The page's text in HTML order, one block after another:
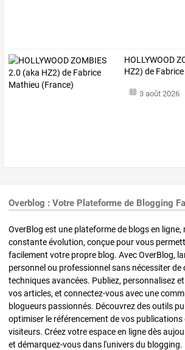
HOLLYWOOD
HZ2) de
3 août 2026
Overblog : Votre Plateforme de Blogging
OverBlog est une plateforme de blogs en ligne,
constante évolution, conçue pour vous
facilement votre propre blog. Avec OverBlog,
personnel ou professionnel sans nécessiter de
techniques avancées. Publiez, personnalisez
vos articles, et connectez-vous avec une
blogueurs passionnés. Découvrez des outils
optimiser le référencement de vos
visiteurs. Créez votre espace en ligne dès
et démarquez-vous dans l'univers du blogging.